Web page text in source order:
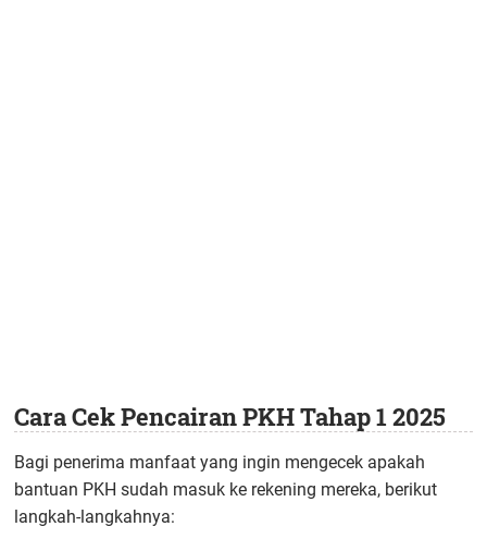
Cara Cek Pencairan PKH Tahap 1 2025
Bagi penerima manfaat yang ingin mengecek apakah
bantuan PKH sudah masuk ke rekening mereka, berikut
langkah-langkahnya: